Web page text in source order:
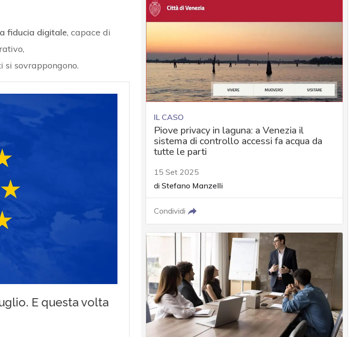
fiducia digitale, capace di
sovrappongono.
IL CASO
Piove privacy in laguna: a Venezia il
sistema di controllo accessi fa acqua da
tutte le parti
15 Set 2025
di Stefano Manzelli
Condividi